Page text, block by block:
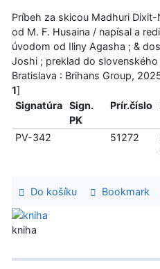
Príbeh za skicou Madhuri
od M. F. Husaina / napísal a
úvodom od Iliny Agasha ; &
Joshi ; preklad do
Bratislava : Brihans Group,
1]
Signatúra
Sign.
PK
Prír.číslo
PV-342 51272
Do košíku Bookmark
kniha